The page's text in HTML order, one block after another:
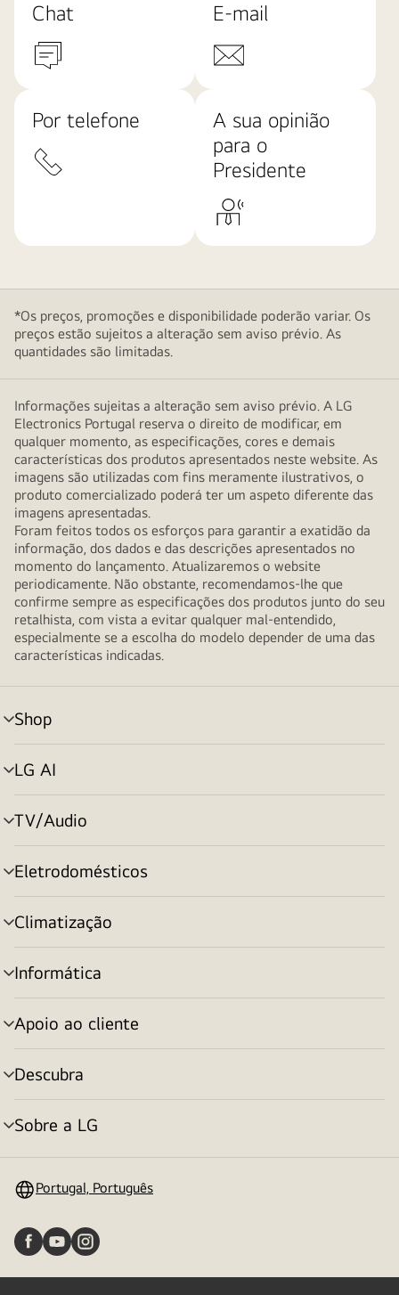
Chat E-mail
Por telefone
A sua opinião
para o
Presidente
*Os preços, promoções e disponibilidade poderão variar. Os
preços estão sujeitos a alteração sem aviso prévio. As
quantidades são limitadas.
Informações sujeitas a alteração sem aviso prévio. A LG
Electronics Portugal reserva o direito de modificar, em
qualquer momento, as especificações, cores e demais
características dos produtos apresentados neste website. As
imagens são utilizadas com fins meramente ilustrativos, o
produto comercializado poderá ter um aspeto diferente das
imagens apresentadas.
Foram feitos todos os esforços para garantir a exatidão da
informação, dos dados e das descrições apresentados no
momento do lançamento. Atualizaremos o website
periodicamente. Não obstante, recomendamos-lhe que
confirme sempre as especificações dos produtos junto do seu
retalhista, com vista a evitar qualquer mal-entendido,
especialmente se a escolha do modelo depender de uma das
características indicadas.
Shop
alternar
menu
LG AI
alternar
menu
TV/Audio
alternar
menu
Eletrodomésticos
alternar
menu
Climatização
alternar
menu
Informática
alternar
menu
Apoio ao cliente
alternar
menu
Descubra
alternar
menu
Sobre a LG
alternar
Portugal, Português